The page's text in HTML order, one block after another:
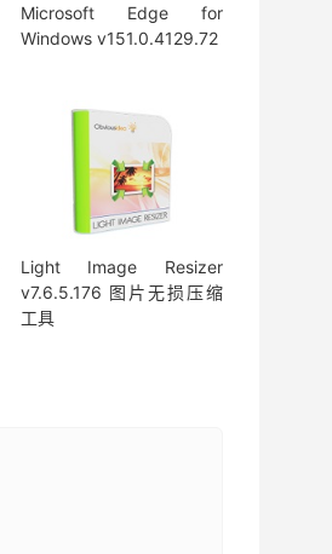
Microsoft Edge for
Windows v151.0.4129.72
Light Image Resizer
v7.6.5.176 图片无损压缩
工具